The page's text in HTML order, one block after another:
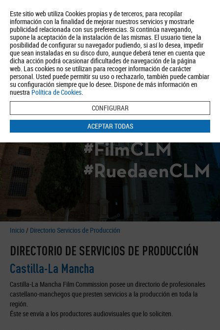
Este sitio web utiliza Cookies propias y de terceros, para recopilar
información con la finalidad de mejorar nuestros servicios y mostrarle
publicidad relacionada con sus preferencias. Si continúa navegando,
supone la aceptación de la instalación de las mismas. El usuario tiene la
posibilidad de configurar su navegador pudiendo, si así lo desea, impedir
que sean instaladas en su disco duro, aunque deberá tener en cuenta que
dicha acción podrá ocasionar dificultades de navegación de la página
web. Las cookies no se utilizan para recoger información de carácter
personal. Usted puede permitir su uso o rechazarlo, también puede cambiar
su configuración siempre que lo desee. Dispone de más información en
nuestra Política de Cookies.
CONFIGURAR
ACEPTAR TODAS
Quiénes somos Turismo Política de Privacidad Aviso Legal
Política de Cookies
BUSCAR
#FilmCLM
#RuedaenCLM
Inicio / Directorio Servicios de Producción
DIRECTORIO DE SERVICIOS DE PRODUCCIÓN
Castilla-La Mancha
Castilla-La Mancha Film Commission posee un directorio de profesionales
castellano-manchegos que presten servicios a la producción en toda la
región.
Éste se envía a los productores audiovisuales que lo soliciten.